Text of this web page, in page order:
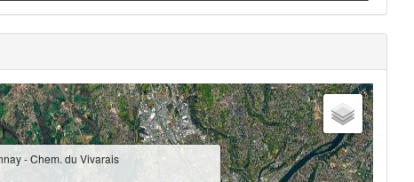
- Chem. du Vivarais